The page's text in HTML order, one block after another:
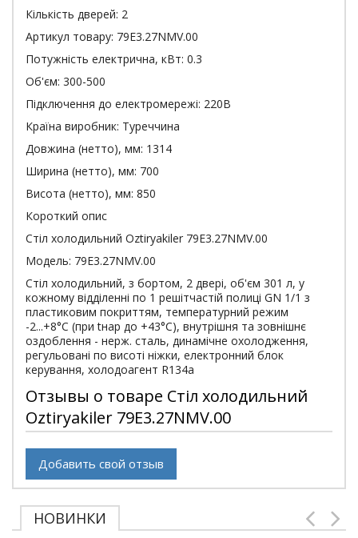
Кількість дверей: 2
Артикул товару: 79E3.27NMV.00
Потужність електрична, кВт: 0.3
Об'єм: 300-500
Підключення до електромережі: 220В
Країна виробник: Туреччина
Довжина (нетто), мм: 1314
Ширина (нетто), мм: 700
Висота (нетто), мм: 850
Короткий опис
Стіл холодильний Oztiryakiler 79E3.27NMV.00
Модель: 79E3.27NMV.00
Стіл холодильний, з бортом, 2 двері, об'єм 301 л, у
кожному відділенні по 1 решітчастій полиці GN 1/1 з
пластиковим покриттям, температурний режим
-2...+8°С (при tнар до +43°С), внутрішня та зовнішнє
оздоблення - нерж. сталь, динамічне охолодження,
регульовані по висоті ніжки, електронний блок
керування, холодоагент R134a
Отзывы о товаре Стіл холодильний
Oztiryakiler 79E3.27NMV.00
Добавить свой отзыв
НОВИНКИ